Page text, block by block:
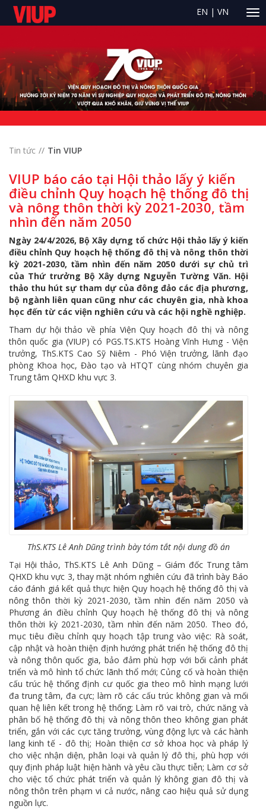
EN | VN
Tin tức Tin VIUP
VIUP báo cáo tại Hội thảo lấy ý kiến
điều chỉnh Quy hoạch hệ thống đô thị
và nông thôn thời kỳ 2021-2030, tầm
nhìn đến năm 2050
Ngày 24/4/2026, Bộ Xây dựng tổ chức Hội thảo lấy ý kiến
điều chỉnh Quy hoạch hệ thống đô thị và nông thôn thời
kỳ 2021-2030, tầm nhìn đến năm 2050 dưới sự chủ trì
của Thứ trưởng Bộ Xây dựng Nguyễn Tường Văn. Hội
thảo thu hút sự tham dự của đông đảo các địa phương,
bộ ngành liên quan cũng như các chuyên gia, nhà khoa
học đến từ các viện nghiên cứu và các hội nghề nghiệp.
Tham dự hội thảo về phía Viện Quy hoạch đô thị và nông
thôn quốc gia (VIUP) có PGS.TS.KTS Hoàng Vĩnh Hưng - Viện
trưởng, ThS.KTS Cao Sỹ Niêm - Phó Viện trưởng, lãnh đạo
phòng Khoa học, Đào tạo và HTQT cùng nhóm chuyên gia
Trung tâm QHXD khu vực 3.
ThS.KTS Lê Anh Dũng trình bày tóm tắt nội dung đồ án
Tại Hội thảo, ThS.KTS Lê Anh Dũng – Giám đốc Trung tâm
QHXD khu vực 3, thay mặt nhóm nghiên cứu đã trình bày Báo
cáo đánh giá kết quả thực hiện Quy hoạch hệ thống đô thị và
nông thôn thời kỳ 2021-2030, tầm nhìn đến năm 2050 và
Phương án điều chỉnh Quy hoạch hệ thống đô thị và nông
thôn thời kỳ 2021-2030, tầm nhìn đến năm 2050. Theo đó,
mục tiêu điều chỉnh quy hoạch tập trung vào việc: Rà soát,
cập nhật và hoàn thiện định hướng phát triển hệ thống đô thị
và nông thôn quốc gia, bảo đảm phù hợp với bối cảnh phát
triển và mô hình tổ chức lãnh thổ mới; Củng cố và hoàn thiện
cấu trúc hệ thống định cư quốc gia theo mô hình mạng lưới
đa trung tâm, đa cực; làm rõ các cấu trúc không gian và mối
quan hệ liên kết trong hệ thống; Làm rõ vai trò, chức năng và
phân bố hệ thống đô thị và nông thôn theo không gian phát
triển, gắn với các cực tăng trưởng, vùng động lực và các hành
lang kinh tế - đô thị; Hoàn thiện cơ sở khoa học và pháp lý
cho việc nhận diện, phân loại và quản lý đô thị, phù hợp với
quy định pháp luật hiện hành và yêu cầu thực tiễn; Làm cơ sở
cho việc tổ chức phát triển và quản lý không gian đô thị và
nông thôn trên phạm vi cả nước, nâng cao hiệu quả sử dụng
nguồn lực.